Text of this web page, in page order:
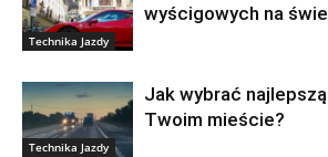
Technika Jazdy
wyścigowych na
Technika Jazdy
Jak wybrać
Twoim mieście?